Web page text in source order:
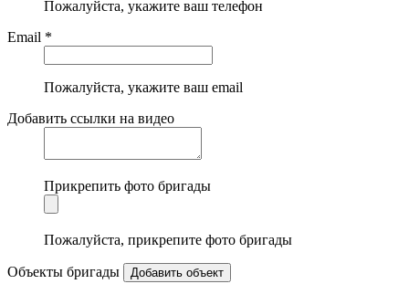
Пожалуйста, укажите ваш телефон
Email *
Пожалуйста, укажите ваш email
Добавить ссылки на видео
Прикрепить фото бригады
Пожалуйста, прикрепите фото бригады
Объекты бригады Добавить объект